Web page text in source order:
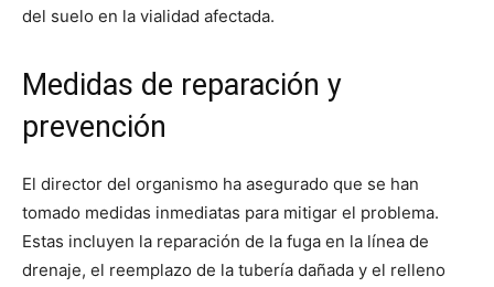
del suelo en la vialidad afectada.
Medidas de reparación y
prevención
El director del organismo ha asegurado que se han
tomado medidas inmediatas para mitigar el problema.
Estas incluyen la reparación de la fuga en la línea de
drenaje, el reemplazo de la tubería dañada y el relleno